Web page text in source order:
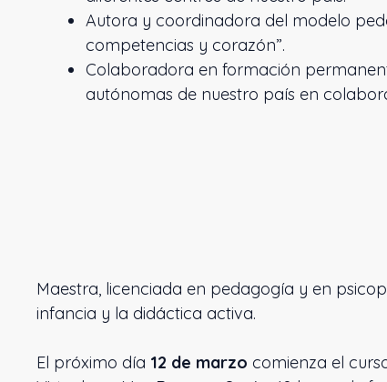
Autora y coordinadora del modelo
competencias y corazón”.
Colaboradora en formación
autónomas de nuestro país en
Maestra, licenciada en pedagogía y en
infancia y la didáctica activa.
El próximo día 12 de marzo comienza el